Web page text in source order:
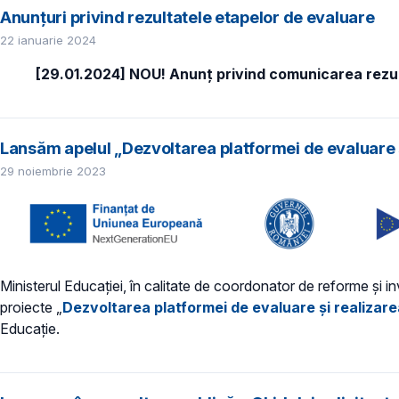
Anunțuri privind rezultatele etapelor de evaluare
22 ianuarie 2024
[29.01.2024] NOU! Anunț privind comunicarea
Lansăm apelul „Dezvoltarea platformei de
29 noiembrie 2023
Ministerul Educației, în calitate de coordonator de reforme și
proiecte „Dezvoltarea platformei de evaluare și
Educație.